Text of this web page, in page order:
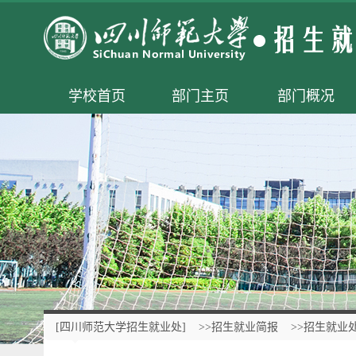
学校首页 部门主页 部门概况
[四川师范大学招生就业处] >>招生就业简报 >>招生就业